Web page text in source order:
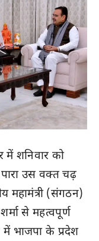
में शनिवार को
पारा उस वक्त चढ़
महामंत्री (संगठन)
से महत्वपूर्ण
में भाजपा के प्रदेश